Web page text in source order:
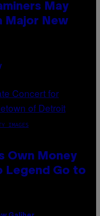
May
Major New
IMAGES
Own Money
Legend Go to